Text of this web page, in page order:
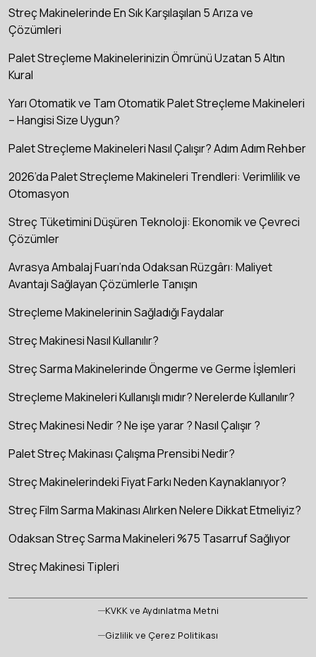
Streç Makinelerinde En Sık Karşılaşılan 5 Arıza ve
Çözümleri
Palet Streçleme Makinelerinizin Ömrünü Uzatan 5 Altın
Kural
Yarı Otomatik ve Tam Otomatik Palet Streçleme Makineleri
– Hangisi Size Uygun?
Palet Streçleme Makineleri Nasıl Çalışır? Adım Adım Rehber
2026’da Palet Streçleme Makineleri Trendleri: Verimlilik ve
Otomasyon
Streç Tüketimini Düşüren Teknoloji: Ekonomik ve Çevreci
Çözümler
Avrasya Ambalaj Fuarı’nda Odaksan Rüzgârı: Maliyet
Avantajı Sağlayan Çözümlerle Tanışın
Streçleme Makinelerinin Sağladığı Faydalar
Streç Makinesi Nasıl Kullanılır?
Streç Sarma Makinelerinde Öngerme ve Germe İşlemleri
Streçleme Makineleri Kullanışlı mıdır? Nerelerde Kullanılır?
Streç Makinesi Nedir ? Ne işe yarar ? Nasıl Çalışır ?
Palet Streç Makinası Çalışma Prensibi Nedir?
Streç Makinelerindeki Fiyat Farkı Neden Kaynaklanıyor?
Streç Film Sarma Makinası Alırken Nelere Dikkat Etmeliyiz?
Odaksan Streç Sarma Makineleri %75 Tasarruf Sağlıyor
Streç Makinesi Tipleri
KVKK ve Aydınlatma Metni
Gizlilik ve Çerez Politikası